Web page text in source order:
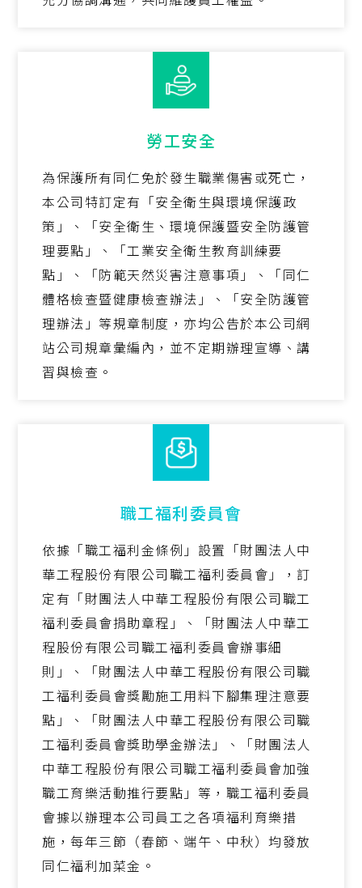
勞工安全
為保護所有同仁免於發生職業傷害或死亡，
本公司特訂定有「安全衛生與環境保護政
策」、「安全衛生、環境保護暨安全防護管
理要點」、「工業安全衛生教育訓練要
點」、「防範天然災害注意事項」、「同仁
體格檢查暨健康檢查辦法」、「安全防護管
理辦法」等規章制度，亦均公告於本公司網
站公司規章彙編內，並不定期辦理宣導、講
習與檢查。
職工福利委員會
依據「職工福利金條例」設置「財團法人中
華工程股份有限公司職工福利委員會」，訂
定有「財團法人中華工程股份有限公司職工
福利委員會捐助章程」、「財團法人中華工
程股份有限公司職工福利委員會辦事細
則」、「財團法人中華工程股份有限公司職
工福利委員會獎勵施工用料下腳集理注意要
點」、「財團法人中華工程股份有限公司職
工福利委員會獎助學金辦法」、「財團法人
中華工程股份有限公司職工福利委員會加強
職工育樂活動推行要點」等，職工福利委員
會據以辦理本公司員工之各項福利育樂措
施，每年三節（春節、端午、中秋）均發放
同仁福利加菜金。